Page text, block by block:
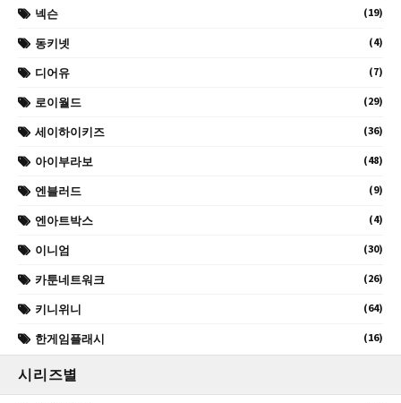
넥슨 (19)
동키넷 (4)
디어유 (7)
로이월드 (29)
세이하이키즈 (36)
아이부라보 (48)
엔블러드 (9)
엔아트박스 (4)
이니엄 (30)
카툰네트워크 (26)
키니위니 (64)
한게임플래시 (16)
시리즈별